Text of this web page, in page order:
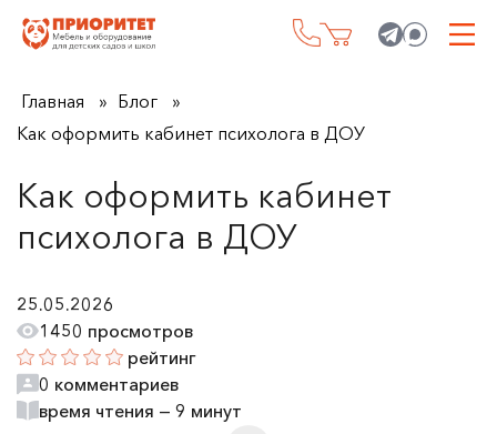
Главная
Блог
Как оформить кабинет психолога в ДОУ
Как оформить кабинет
психолога в ДОУ
25.05.2026
1450 просмотров
рейтинг
0 комментариев
время чтения — 9 минут